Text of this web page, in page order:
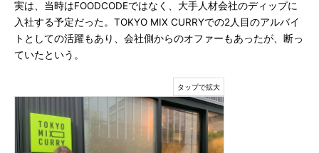
実は、当時はFOODCODEではなく、大手人材会社のディップに
入社する予定だった。TOKYO MIX CURRYでの2人目のアルバイ
トとしての活躍もあり、会社側からのオファーもあったが、断っ
ていたという。